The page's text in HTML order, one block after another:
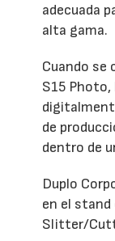
adecuada
alta gama.
Cuando se
S15
de
dentro de
Duplo
en el
Slitter/